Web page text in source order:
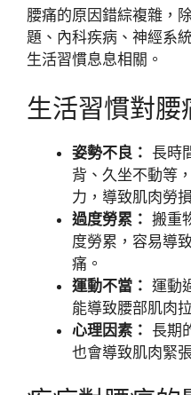
腰痛的原因錯綜複雜，
題、內科疾病、神經系
生活習慣息息相關。
生活習慣對腰
姿勢不良： 長時
背、久坐不動等
力，導致肌肉勞
過度勞累： 搬重
度勞累，容易導
痛。
運動不當： 運動
能導致腰部肌肉
心理因素： 長期
也會導致肌肉緊